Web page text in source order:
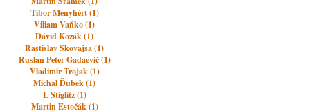
Tibor Menyhért (1)
Viliam Vaňko (1)
Dávid Kozák (1)
Rastislav Skovajsa (1)
Ruslan Peter Gadaevič (1)
Vladimir Trojak (1)
Michal Ďubek (1)
I. Stiglitz (1)
Martin Estočák (1)